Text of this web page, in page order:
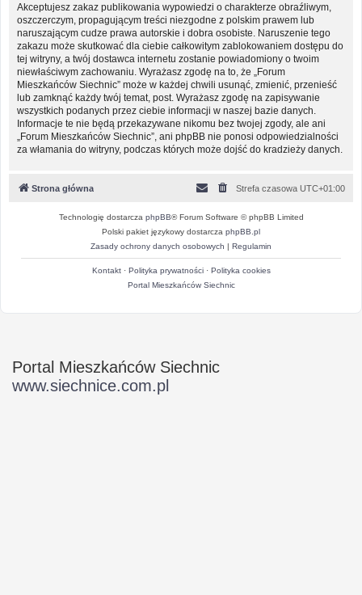
Akceptujesz zakaz publikowania wypowiedzi o charakterze obraźliwym,
oszczerczym, propagującym treści niezgodne z polskim prawem lub
naruszającym cudze prawa autorskie i dobra osobiste. Naruszenie tego
zakazu może skutkować dla ciebie całkowitym zablokowaniem dostępu do
tej witryny, a twój dostawca internetu zostanie powiadomiony o twoim
niewłaściwym zachowaniu. Wyrażasz zgodę na to, że „Forum
Mieszkańców Siechnic” może w każdej chwili usunąć, zmienić, przenieść
lub zamknąć każdy twój temat, post. Wyrażasz zgodę na zapisywanie
wszystkich podanych przez ciebie informacji w naszej bazie danych.
Informacje te nie będą przekazywane nikomu bez twojej zgody, ale ani
„Forum Mieszkańców Siechnic”, ani phpBB nie ponosi odpowiedzialności
za włamania do witryny, podczas których może dojść do kradzieży danych.
Strona główna Strefa czasowa UTC+01:00
Technologię dostarcza phpBB® Forum Software © phpBB Limited
Polski pakiet językowy dostarcza phpBB.pl
Zasady ochrony danych osobowych | Regulamin
Kontakt· Polityka prywatności· Polityka cookies
Portal Mieszkańców Siechnic
Portal Mieszkańców Siechnic
www.siechnice.com.pl